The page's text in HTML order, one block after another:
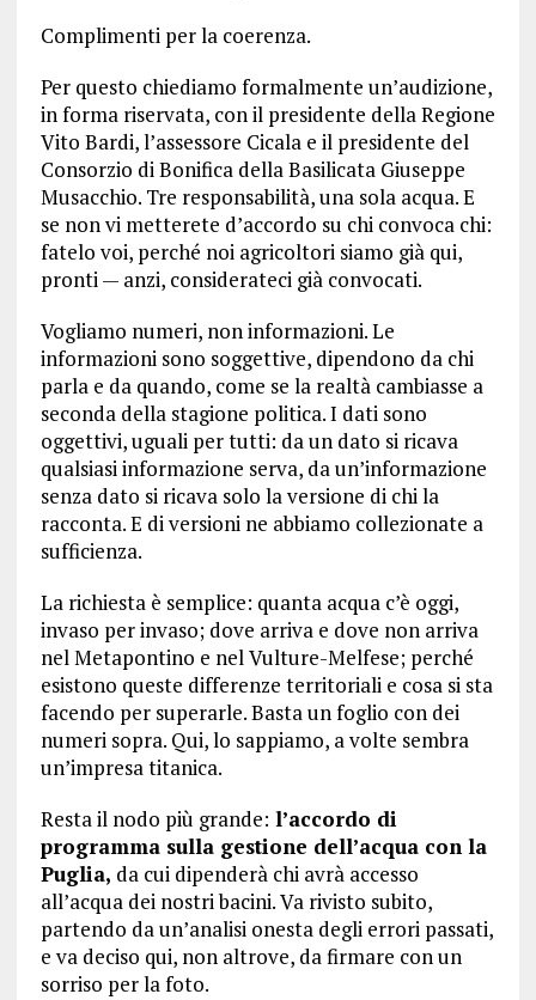
Complimenti per la coerenza.
Per questo chiediamo formalmente un’audizione,
in forma riservata, con il presidente della Regione
Vito Bardi, l’assessore Cicala e il presidente del
Consorzio di Bonifica della Basilicata Giuseppe
Musacchio. Tre responsabilità, una sola acqua. E
se non vi metterete d’accordo su chi convoca chi:
fatelo voi, perché noi agricoltori siamo già qui,
pronti — anzi, considerateci già convocati.
Vogliamo numeri, non informazioni. Le
informazioni sono soggettive, dipendono da chi
parla e da quando, come se la realtà cambiasse a
seconda della stagione politica. I dati sono
oggettivi, uguali per tutti: da un dato si ricava
qualsiasi informazione serva, da un’informazione
senza dato si ricava solo la versione di chi la
racconta. E di versioni ne abbiamo collezionate a
sufficienza.
La richiesta è semplice: quanta acqua c’è oggi,
invaso per invaso; dove arriva e dove non arriva
nel Metapontino e nel Vulture-Melfese; perché
esistono queste differenze territoriali e cosa si sta
facendo per superarle. Basta un foglio con dei
numeri sopra. Qui, lo sappiamo, a volte sembra
un’impresa titanica.
Resta il nodo più grande: l’accordo di
programma sulla gestione dell’acqua con la
Puglia, da cui dipenderà chi avrà accesso
all’acqua dei nostri bacini. Va rivisto subito,
partendo da un’analisi onesta degli errori passati,
e va deciso qui, non altrove, da firmare con un
sorriso per la foto.